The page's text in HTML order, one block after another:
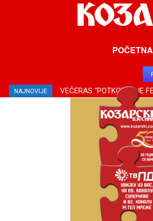
POČETNA
NAJNOVIJE VEČERAS “POTKOZARJE